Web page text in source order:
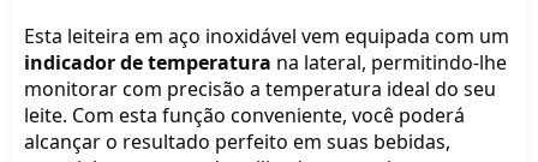
indicador de temperatura na lateral, permitindo-lhe
monitorar com precisão a temperatura ideal do seu
leite. Com esta função conveniente, você poderá
alcançar o resultado perfeito em suas bebidas,